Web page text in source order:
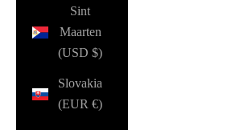
Sint
Maarten
(USD $)
Slovakia
(EUR €)